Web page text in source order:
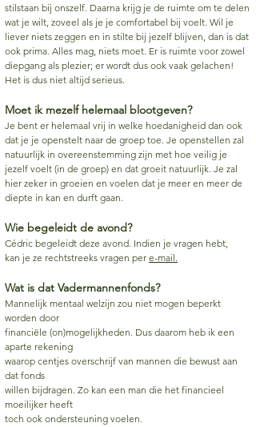
stilstaan bij onszelf. Daarna krijg je de ruimte om te delen
wat je wilt, zoveel als je je comfortabel bij voelt. Wil je
liever niets zeggen en in stilte bij jezelf blijven, dan is dat
ook prima. Alles mag, niets moet. Er is ruimte voor zowel
diepgang als plezier; er wordt dus ook vaak gelachen!
Het is dus niet altijd serieus.
Moet ik mezelf helemaal blootgeven?
Je bent er helemaal vrij in welke hoedanigheid dan ook
dat je je openstelt naar de groep toe. Je openstellen zal
natuurlijk in overeenstemming zijn met hoe veilig je
jezelf voelt (in de groep) en dat groeit natuurlijk. Je zal
hier zeker in groeien en voelen dat je meer en meer de
diepte in kan en durft gaan.
Wie begeleidt de avond?
Cédric begeleidt deze avond. Indien je vragen hebt,
kan je ze rechtstreeks vragen per e-mail.
Wat is dat Vadermannenfonds?
Mannelijk mentaal welzijn zou niet mogen beperkt
worden door
financiële (on)mogelijkheden. Dus daarom heb ik een
aparte rekening
waarop centjes overschrijf van mannen die bewust aan
dat fonds
willen bijdragen. Zo kan een man die het financieel
moeilijker heeft
toch ook ondersteuning voelen.